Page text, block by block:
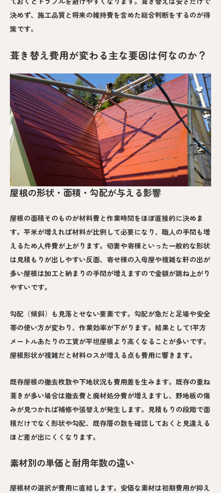
決めず、施工品質と将来の維持費を含めた総合判断をするのが得
策です。
葺き替え費用が変わる主な要因は何なのか？
屋根の形状・面積・勾配が与える影響
屋根の面積そのものが材料費と作業時間をほぼ直接的に決めま
す。平米が増えれば材料が比例して必要になり、職人の手間も増
えるため人件費が上がります。切妻や寄棟といった一般的な形状
は見積もりが出しやすい反面、寄せ棟の入母屋や複雑な軒の出が
多い屋根は加工と納まりの手間が増えますので金額が跳ね上がり
やすいです。
勾配（傾斜）も見落とせない要素です。勾配が急だと足場や安全
帯の使い方が変わり、作業効率が下がります。結果として1平方
メートルあたりの工賃が平坦屋根より高くなることが多いです。
屋根形状が複雑だと材料ロスが増える点も費用に響きます。
既存屋根の撤去枚数や下地状況も費用差を生みます。既存の重ね
葺きが多い場合は撤去費と廃材処分費が増えますし、野地板の傷
みが見つかれば補修や張替えが発生します。見積もりの段階で面
積だけでなく形状や勾配、既存層の数を確認しておくと見違える
ほど差が出にくくなります。
素材別の単価と耐用年数の違い
屋根材の選択が費用に直結します。安価な素材は初期費用が抑え